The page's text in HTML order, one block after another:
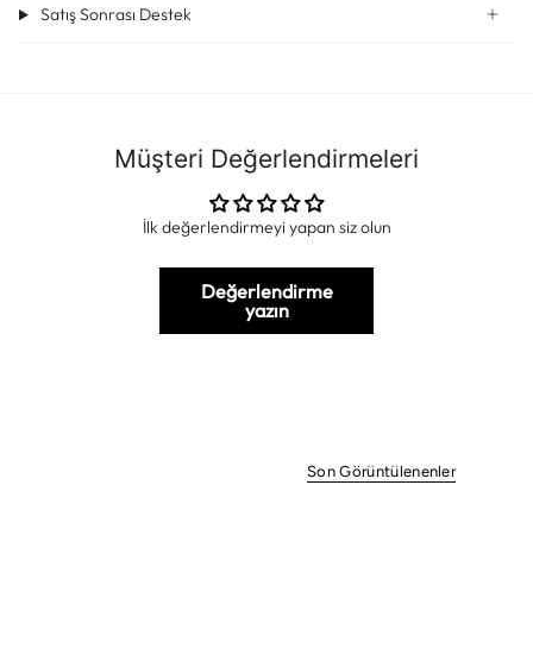
Satış Sonrası Destek
Müşteri Değerlendirmeleri
İlk değerlendirmeyi yapan siz olun
Değerlendirme
yazın
Son Görüntülenenler